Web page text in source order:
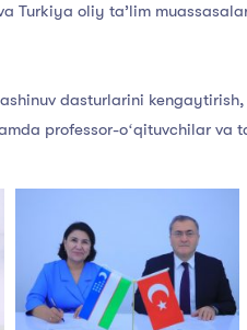
Turkiya oliy ta’lim
dasturlarini
professor-oʻqituvchilar